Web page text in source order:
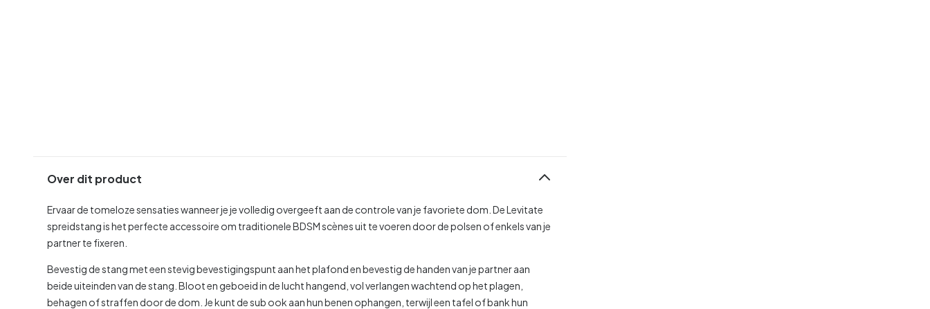
Over dit product
Ervaar de tomeloze sensaties wanneer je je volledig overgeeft aan de controle van je favoriete dom. De Levitate
spreidstang is het perfecte accessoire om traditionele BDSM scènes uit te voeren door de polsen of enkels van je
partner te fixeren.
Bevestig de stang met een stevig bevestigingspunt aan het plafond en bevestig de handen van je partner aan
beide uiteinden van de stang. Bloot en geboeid in de lucht hangend, vol verlangen wachtend op het plagen,
behagen of straffen door de dom. Je kunt de sub ook aan hun benen ophangen, terwijl een tafel of bank hun